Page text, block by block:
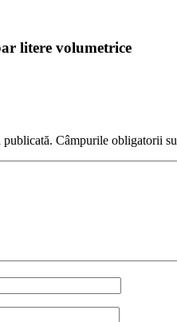
litere volumetrice
publicată. Câmpurile obligatorii